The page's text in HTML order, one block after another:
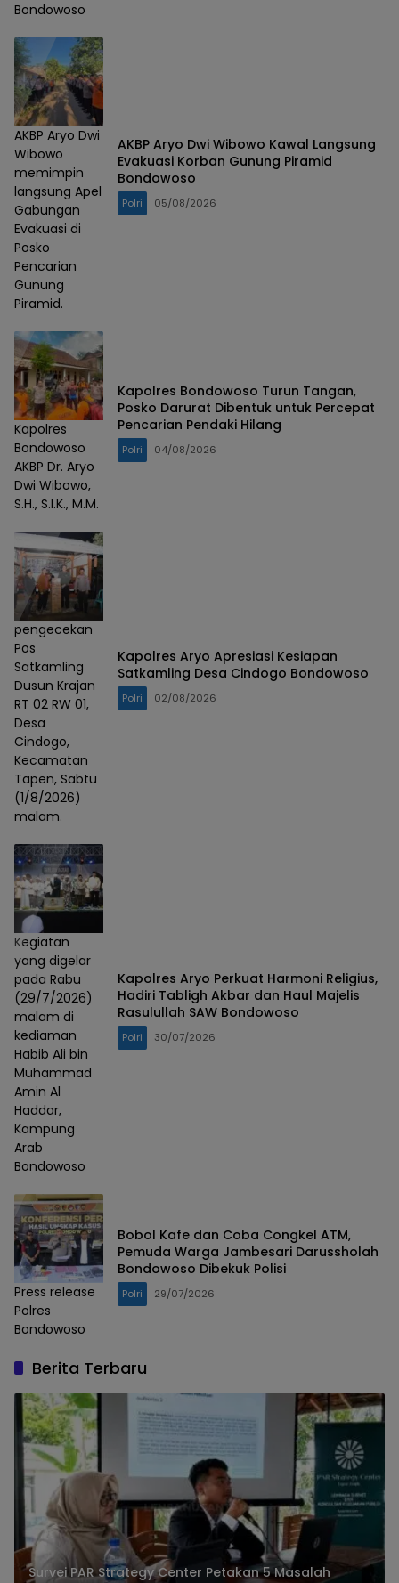
Bondowoso
AKBP Aryo Dwi
Wibowo
memimpin
langsung Apel
Gabungan
Evakuasi di
Posko
Pencarian
Gunung
Piramid.
AKBP Aryo Dwi Wibowo Kawal Langsung
Evakuasi Korban Gunung Piramid
Bondowoso
Polri 05/08/2026
Kapolres
Bondowoso
AKBP Dr. Aryo
Dwi Wibowo,
S.H., S.I.K., M.M.
Kapolres Bondowoso Turun Tangan,
Posko Darurat Dibentuk untuk Percepat
Pencarian Pendaki Hilang
Polri 04/08/2026
pengecekan
Pos
Satkamling
Dusun Krajan
RT 02 RW 01,
Desa
Cindogo,
Kecamatan
Tapen, Sabtu
(1/8/2026)
malam.
Kapolres Aryo Apresiasi Kesiapan
Satkamling Desa Cindogo Bondowoso
Polri 02/08/2026
Kegiatan
yang digelar
pada Rabu
(29/7/2026)
malam di
kediaman
Habib Ali bin
Muhammad
Amin Al
Haddar,
Kampung
Arab
Bondowoso
Kapolres Aryo Perkuat Harmoni Religius,
Hadiri Tabligh Akbar dan Haul Majelis
Rasulullah SAW Bondowoso
Polri 30/07/2026
Press release
Polres
Bondowoso
Bobol Kafe dan Coba Congkel ATM,
Pemuda Warga Jambesari Darussholah
Bondowoso Dibekuk Polisi
Polri 29/07/2026
Berita Terbaru
Survei PAR Strategy Center Petakan 5 Masalah